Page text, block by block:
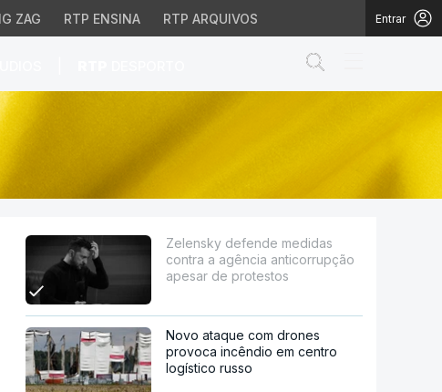
ZAG RTP ENSINA RTP ARQUIVOS Entrar
anticorrupção
Zelensky defende medidas
contra a agência anticorrupção
apesar de protestos
Novo ataque com drones
provoca incêndio em centro
logístico russo